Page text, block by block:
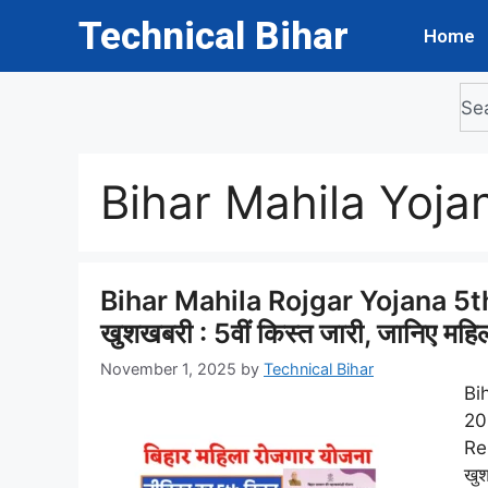
Technical Bihar Home
Bihar Mahila
Bihar Mahila Rojgar Yojana
खुशखबरी : 5वीं किस्त जारी, जानिए
November 1, 2025 by Technical Bihar